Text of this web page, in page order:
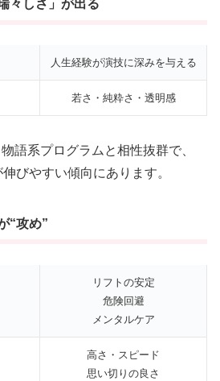
々しさ」が出る
人生経験が演技に深みを与える
若さ・純粋さ・透明感
語系プログラムと相性抜群で、
びやすい傾向にあります。
“攻め”
リフトの安定
危険回避
メンタルケア
高さ・スピード
思い切りの良さ